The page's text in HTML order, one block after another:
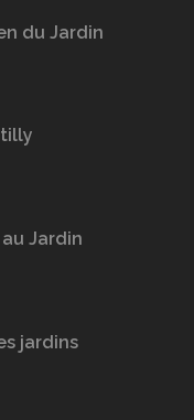
du Jardin
Jardin
jardins